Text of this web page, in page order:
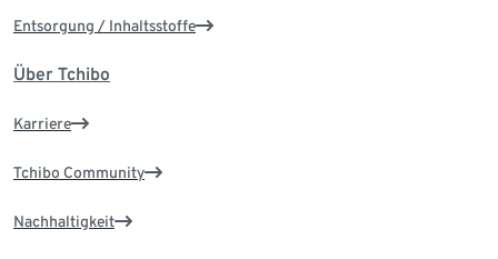
Entsorgung / Inhaltsstoffe
Über Tchibo
Karriere
Tchibo Community
Nachhaltigkeit